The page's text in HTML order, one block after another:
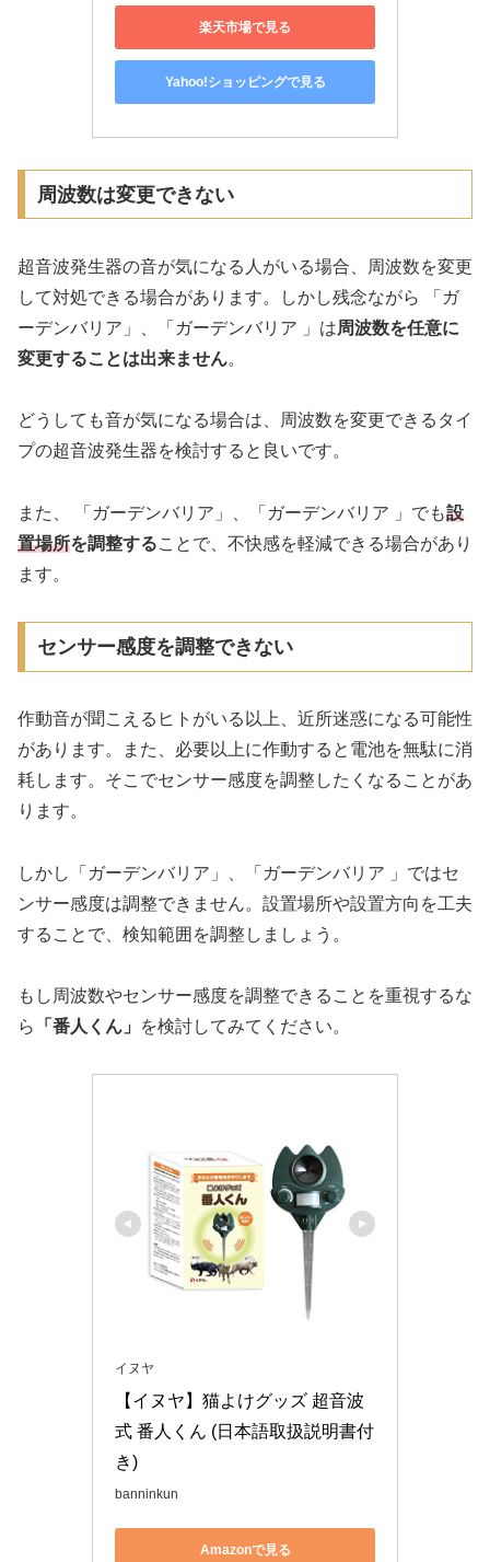
楽天市場で見る
Yahoo!ショッピングで見る
周波数は変更できない
超音波発生器の音が気になる人がいる場合、周波数を変更
して対処できる場合があります。しかし残念ながら 「ガ
ーデンバリア」、「ガーデンバリア 」は周波数を任意に
変更することは出来ません。
どうしても音が気になる場合は、周波数を変更できるタイ
プの超音波発生器を検討すると良いです。
また、 「ガーデンバリア」、「ガーデンバリア 」でも設
置場所を調整することで、不快感を軽減できる場合があり
ます。
センサー感度を調整できない
作動音が聞こえるヒトがいる以上、近所迷惑になる可能性
があります。また、必要以上に作動すると電池を無駄に消
耗します。そこでセンサー感度を調整したくなることがあ
ります。
しかし「ガーデンバリア」、「ガーデンバリア 」ではセ
ンサー感度は調整できません。設置場所や設置方向を工夫
することで、検知範囲を調整しましょう。
もし周波数やセンサー感度を調整できることを重視するな
ら
「番人くん」 を検討してみてください。
イヌヤ
【イヌヤ】猫よけグッズ 超音波
式 番人くん (日本語取扱説明書付
き)
banninkun
Amazonで見る